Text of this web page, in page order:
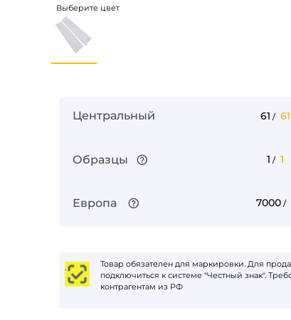
Выберите цвет
Центральный
Образцы
Европа
61 / 61
1 / 1
7000 /
.
Товар обязателен для маркировки. Для
подключиться к системе "Честный знак".
контрагентам из РФ
Забыли пароль?